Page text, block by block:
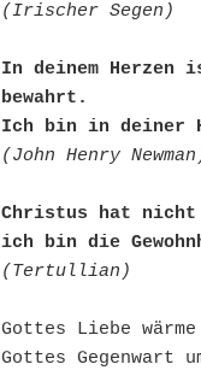
(Irischer Segen)
In deinem Herzen
bewahrt.
Ich bin in deiner
(John Henry
Christus hat nicht
ich bin die
(Tertullian)
Gottes Liebe
Gottes Gegenwart